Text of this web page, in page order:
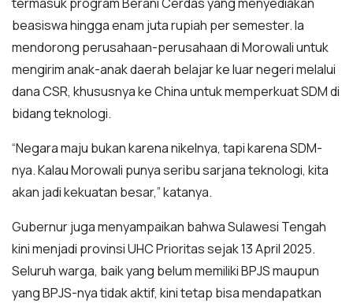
beasiswa hingga enam juta rupiah per semester. Ia
mendorong perusahaan-perusahaan di Morowali untuk
mengirim anak-anak daerah belajar ke luar negeri melalui
dana CSR, khususnya ke China untuk memperkuat SDM di
bidang teknologi.
“Negara maju bukan karena nikelnya, tapi karena SDM-
nya. Kalau Morowali punya seribu sarjana teknologi, kita
akan jadi kekuatan besar,” katanya.
Gubernur juga menyampaikan bahwa Sulawesi Tengah
kini menjadi provinsi UHC Prioritas sejak 13 April 2025.
Seluruh warga, baik yang belum memiliki BPJS maupun
yang BPJS-nya tidak aktif, kini tetap bisa mendapatkan